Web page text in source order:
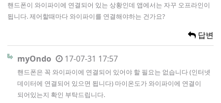
핸드폰이 와이파이에 연결되어 있는 상황인데 앱에서는 자꾸 오프라인이
됩니다. 제어할때마다 와이파이를 연결해야하는 건가요?
답변
myOndo 17-07-31 17:57
핸드폰은 꼭 와이파이에 연결되어 있어야 할 필요는 없습니다 (인터넷
데이터에 연결되어 있으면 됩니다) 마이온도가 와이파이에 연결이
되어있는지 확인 부탁드립니다.